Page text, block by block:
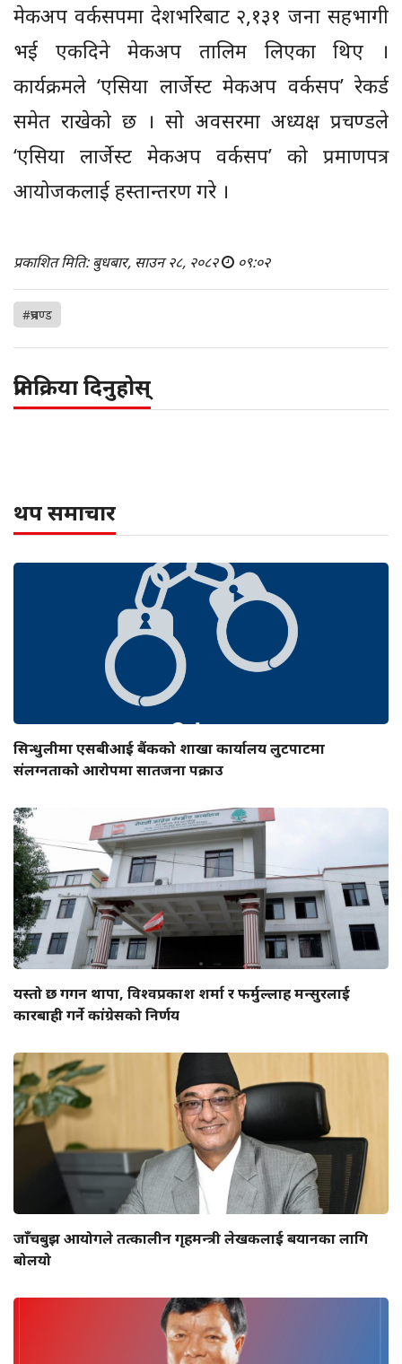
मेकअप वर्कसपमा देशभरिबाट २,१३१ जना सहभागी
भई एकदिने मेकअप तालिम लिएका थिए ।
कार्यक्रमले ‘एसिया लार्जेस्ट मेकअप वर्कसप’ रेकर्ड
समेत राखेको छ । सो अवसरमा अध्यक्ष प्रचण्डले
‘एसिया लार्जेस्ट मेकअप वर्कसप’ को प्रमाणपत्र
आयोजकलाई हस्तान्तरण गरे ।
प्रकाशित मिति: बुधबार, साउन २८, २०८२ ०९:०२
#प्रचण्ड
प्रतिक्रिया दिनुहोस्
थप समाचार
सिन्धुलीमा एसबीआई बैंकको शाखा कार्यालय लुटपाटमा
संलग्नताको आरोपमा सातजना पक्राउ
यस्तो छ गगन थापा, विश्वप्रकाश शर्मा र फर्मुल्लाह मन्सुरलाई
कारबाही गर्ने कांग्रेसको निर्णय
जाँचबुझ आयोगले तत्कालीन गृहमन्त्री लेखकलाई बयानका लागि
बोलयो